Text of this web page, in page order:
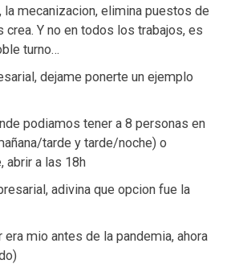
la mecanizacion, elimina puestos de
crea. Y no en todos los trabajos, es
turno…
dejame ponerte un ejemplo
podiamos tener a 8 personas en
tarde y tarde/noche) o
abrir a las 18h
adivina que opcion fue la
era mio antes de la pandemia, ahora